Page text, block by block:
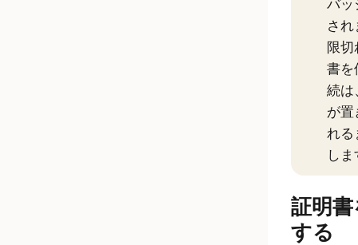
バッ
され
限切
書を
続は
が置
れる
し
証明
する